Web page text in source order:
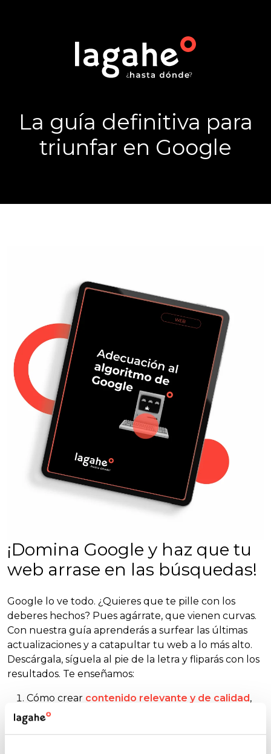
La guía definitiva para
triunfar en Google
¡Domina Google y haz que tu
web arrase en las búsquedas!
Google lo ve todo. ¿Quieres que te pille con los
deberes hechos? Pues agárrate, que vienen curvas.
Con nuestra guía aprenderás a surfear las últimas
actualizaciones y a catapultar tu web a lo más alto.
Descárgala, síguela al pie de la letra y fliparás con los
resultados. Te enseñamos:
Cómo crear contenido relevante y de calidad,
que encante a tus usuarios (y a Google).
Estrategias prácticas paramejorar la experiencia